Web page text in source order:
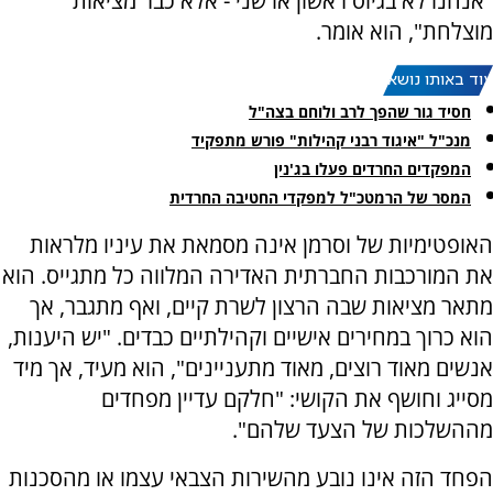
מוצלחת", הוא אומר.
עוד באותו נושא:
חסיד גור שהפך לרב ולוחם בצה"ל
מנכ"ל "איגוד רבני קהילות" פורש מתפקיד
המפקדים החרדים פעלו בג'נין
המסר של הרמטכ"ל למפקדי החטיבה החרדית
האופטימיות של וסרמן אינה מסמאת את עיניו מלראות
את המורכבות החברתית האדירה המלווה כל מתגייס. הוא
מתאר מציאות שבה הרצון לשרת קיים, ואף מתגבר, אך
הוא כרוך במחירים אישיים וקהילתיים כבדים. "יש היענות,
אנשים מאוד רוצים, מאוד מתעניינים", הוא מעיד, אך מיד
מסייג וחושף את הקושי: "חלקם עדיין מפחדים
מההשלכות של הצעד שלהם".
הפחד הזה אינו נובע מהשירות הצבאי עצמו או מהסכנות